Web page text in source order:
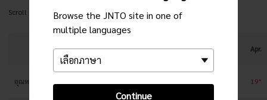
Browse the JNTO site in one of
multiple languages
Continue
Scroll Right
Jan. Feb. Mar. Apr.
อุณหภูมิสูงสุด 19°